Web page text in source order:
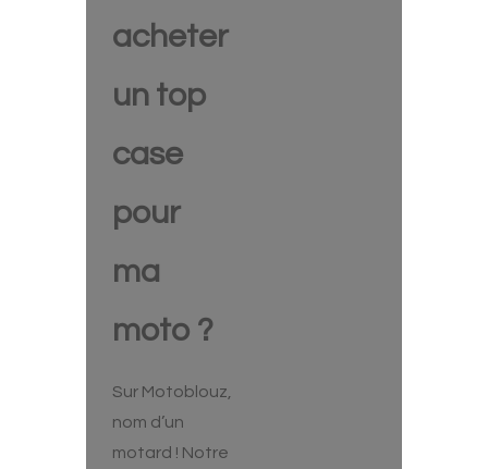
acheter
un top
case
pour
ma
moto ?
Sur Motoblouz,
nom d’un
motard ! Notre